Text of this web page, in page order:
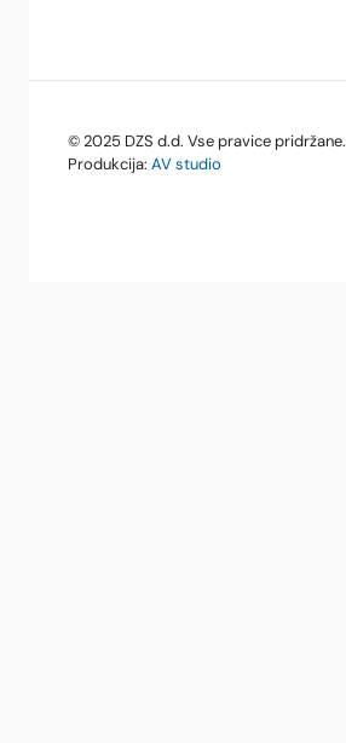
© 2025 DZS d.d. Vse pravice pridržane.
Produkcija: AV studio